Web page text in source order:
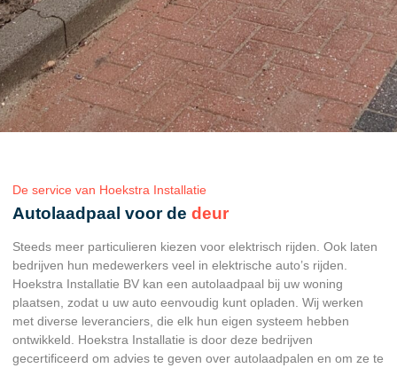
De service van Hoekstra Installatie
Autolaadpaal voor dedeur
Steeds meer particulieren kiezen voor elektrisch rijden. Ook laten
bedrijven hun medewerkers veel in elektrische auto’s rijden.
Hoekstra Installatie BV kan een autolaadpaal bij uw woning
plaatsen, zodat u uw auto eenvoudig kunt opladen. Wij werken
met diverse leveranciers, die elk hun eigen systeem hebben
ontwikkeld. Hoekstra Installatie is door deze bedrijven
gecertificeerd om advies te geven over autolaadpalen en om ze te